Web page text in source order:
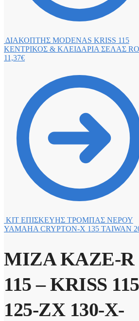
ΔΙΑΚΟΠΤΗΣ MODENAS KRISS 115
ΚΕΝΤΡΙΚΟΣ & ΚΛΕΙΔΑΡΙΑ ΣΕΛΑΣ
11,37€
ΚΙΤ ΕΠΙΣΚΕΥΗΣ ΤΡΟΜΠΑΣ ΝΕΡΟΥ
YAMAHA CRYPTON-X 135 TAIWAN
ΜΙΖΑ KAZE-R
115 – KRISS
125-ZX 130-X-